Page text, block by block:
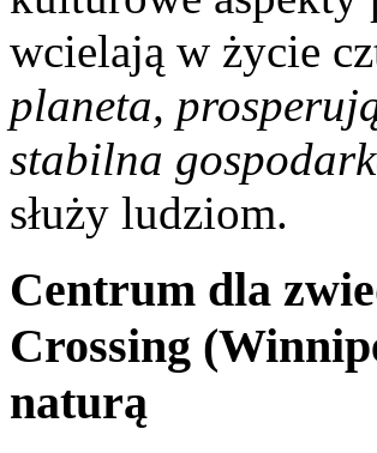
wcielają w życie
planeta,
stabilna
służy ludziom.
Centrum dla
Crossing
naturą